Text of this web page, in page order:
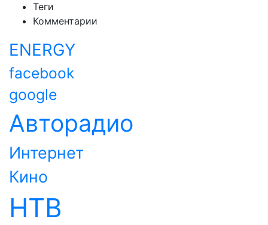
Теги
Комментарии
ENERGY
facebook
google
Авторадио
Интернет
Кино
НТВ